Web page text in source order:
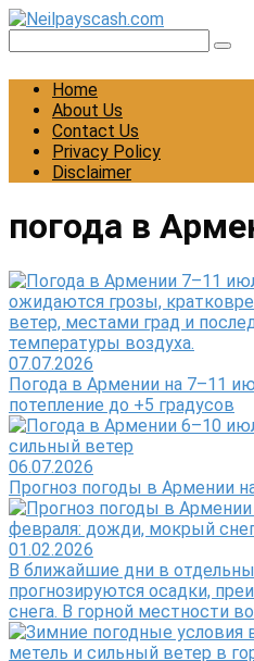
Skip
content
Home
About Us
Contact Us
Privacy Policy
Disclaimer
погода в
07.07.2026
Погода в Армении на 7–11
потепление до +5 градусов
06.07.2026
Прогноз погоды в Армении
01.02.2026
В ближайшие дни в
прогнозируются осадки,
снега. В горной местности